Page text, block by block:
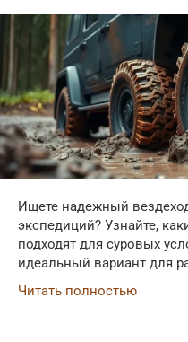
Ищете надежный
экспедиций? Узнайте,
подходят для суровых
идеальный вариант для
Читать полностью